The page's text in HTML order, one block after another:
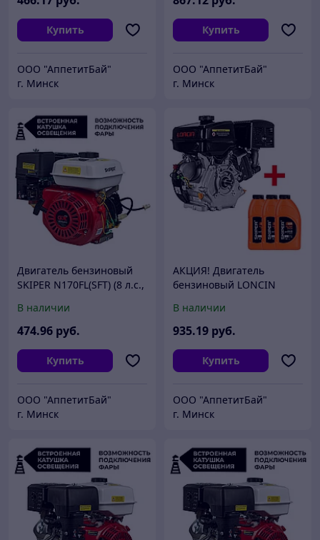
Купить
ООО "АппетитБай"
г. Минск
Купить
ООО "АппетитБай"
г. Минск
Двигатель бензиновый
SKIPER N170FL(SFT) (8 л.с.,
диам. 25мм х35мм)
В наличии
474.96 руб.
Купить
ООО "АппетитБай"
г. Минск
АКЦИЯ! Двигатель
бензиновый LONCIN
Масло моторное 4-х
тактное SKIPER 1 л
В наличии
935.19 руб.
Купить
ООО "АппетитБай"
г. Минск